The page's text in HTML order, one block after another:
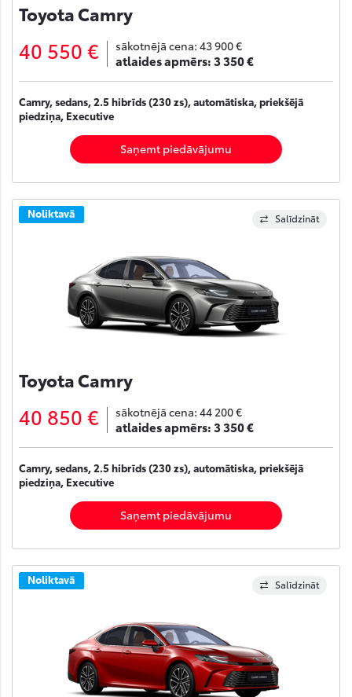
Toyota Camry
40 550 € sākotnējā cena: 43 900 €
atlaides apmērs:3 350 €
Camry, sedans, 2.5 hibrīds (230 zs), automātiska, priekšējā
piedziņa, Executive
Saņemt piedāvājumu
Salīdzināt
Noliktavā
Toyota Camry
40 850 € sākotnējā cena: 44 200 €
atlaides apmērs:3 350 €
Camry, sedans, 2.5 hibrīds (230 zs), automātiska, priekšējā
piedziņa, Executive
Saņemt piedāvājumu
Salīdzināt
Noliktavā